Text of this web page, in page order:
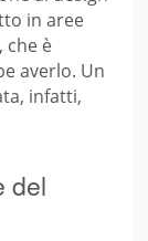
in aree
che è
averlo. Un
infatti,
del